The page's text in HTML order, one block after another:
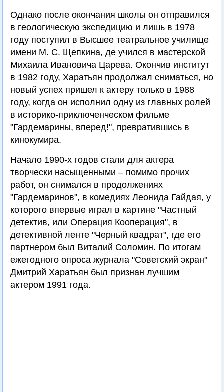
Однако после окончания школы он отправился
в геологическую экспедицию и лишь в 1978
году поступил в Высшее театральное училище
имени М. С. Щепкина, де учился в мастерской
Михаила Ивановича Царева. Окончив институт
в 1982 году, Харатьян продолжал сниматься, но
новый успех пришел к актеру только в 1988
году, когда он исполнил одну из главных ролей
в историко-приключенческом фильме
"Гардемарины, вперед!", превратившись в
кинокумира.
Начало 1990-х годов стали для актера
творчески насыщенными – помимо прочих
работ, он снимался в продолжениях
"Гардемаринов", в комедиях Леонида Гайдая, у
которого впервые играл в картине "Частный
детектив, или Операция Кооперация", в
детективной ленте "Черный квадрат", где его
партнером был Виталий Соломин. По итогам
ежегодного опроса журнала "Советский экран"
Дмитрий Харатьян был признан лучшим
актером 1991 года.